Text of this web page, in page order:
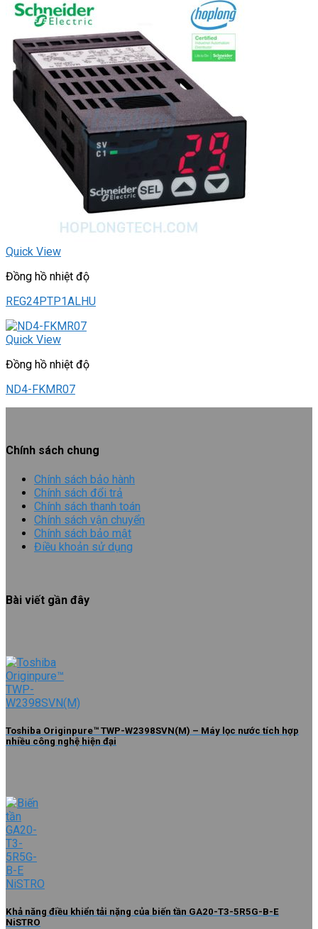
Quick View
Đồng hồ nhiệt độ
REG24PTP1ALHU
Quick View
Đồng hồ nhiệt độ
ND4-FKMR07
Chính sách chung
Chính sách bảo hành
Chính sách đổi trả
Chính sách thanh toán
Chính sách vận chuyển
Chính sách bảo mật
Điều khoản sử dụng
Bài viết gần đây
Toshiba Originpure™ TWP-W2398SVN(M) – Máy lọc nước tích hợp
nhiều công nghệ hiện đại
Khả năng điều khiển tải nặng của biến tần GA20-T3-5R5G-B-E
NiSTRO